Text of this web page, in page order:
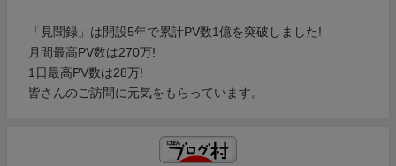
「見聞録」は開設5年で累計PV数1億を突破しました!
月間最高PV数は270万!
1日最高PV数は28万!
皆さんのご訪問に元気をもらっています。